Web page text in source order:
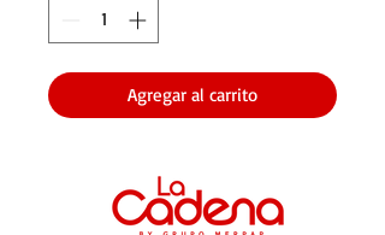
Agregar al carrito